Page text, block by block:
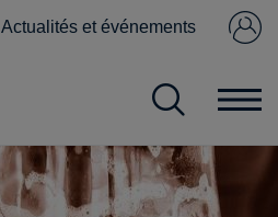
Actualités et événements
membre ?